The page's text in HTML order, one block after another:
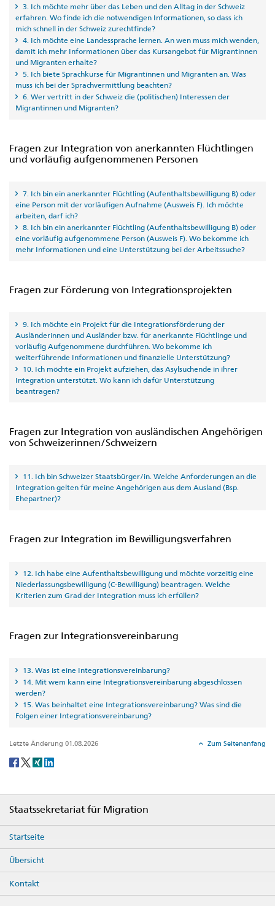
3. Ich möchte mehr über das Leben und den Alltag in der Schweiz
erfahren. Wo finde ich die notwendigen Informationen, so dass ich
mich schnell in der Schweiz zurechtfinde?
4. Ich möchte eine Landessprache lernen. An wen muss mich wenden,
damit ich mehr Informationen über das Kursangebot für Migrantinnen
und Migranten erhalte?
5. Ich biete Sprachkurse für Migrantinnen und Migranten an. Was
muss ich bei der Sprachvermittlung beachten?
6. Wer vertritt in der Schweiz die (politischen) Interessen der
Migrantinnen und Migranten?
Fragen zur Integration von anerkannten Flüchtlingen
und vorläufig aufgenommenen Personen
7. Ich bin ein anerkannter Flüchtling (Aufenthaltsbewilligung B) oder
eine Person mit der vorläufigen Aufnahme (Ausweis F). Ich möchte
arbeiten, darf ich?
8. Ich bin ein anerkannter Flüchtling (Aufenthaltsbewilligung B) oder
eine vorläufig aufgenommene Person (Ausweis F). Wo bekomme ich
mehr Informationen und eine Unterstützung bei der Arbeitssuche?
Fragen zur Förderung von Integrationsprojekten
9. Ich möchte ein Projekt für die Integrationsförderung der
Ausländerinnen und Ausländer bzw. für anerkannte Flüchtlinge und
vorläufig Aufgenommene durchführen. Wo bekomme ich
weiterführende Informationen und finanzielle Unterstützung?
10. Ich möchte ein Projekt aufziehen, das Asylsuchende in ihrer
Integration unterstützt. Wo kann ich dafür Unterstützung
beantragen?
Fragen zur Integration von ausländischen Angehörigen
von Schweizerinnen/Schweizern
11. Ich bin Schweizer Staatsbürger/in. Welche Anforderungen an die
Integration gelten für meine Angehörigen aus dem Ausland (Bsp.
Ehepartner)?
Fragen zur Integration im Bewilligungsverfahren
12. Ich habe eine Aufenthaltsbewilligung und möchte vorzeitig eine
Niederlassungsbewilligung (C-Bewilligung) beantragen. Welche
Kriterien zum Grad der Integration muss ich erfüllen?
Fragen zur Integrationsvereinbarung
13. Was ist eine Integrationsvereinbarung?
14. Mit wem kann eine Integrationsvereinbarung abgeschlossen
werden?
15. Was beinhaltet eine Integrationsvereinbarung? Was sind die
Folgen einer Integrationsvereinbarung?
Letzte Änderung 01.08.2026 Zum Seitenanfang
Social
Staatssekretariat für Migration
Startseite
Übersicht
Kontakt